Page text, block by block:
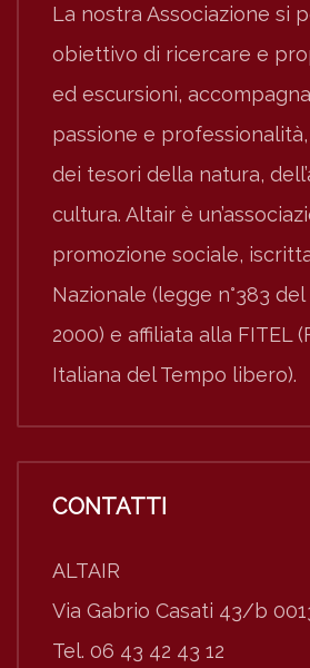
La nostra Associazione si
obiettivo di ricercare e
ed escursioni,
passione e
dei tesori della natura,
cultura. Altair è
promozione sociale,
Nazionale (legge n°383
2000) e affiliata alla FITEL
Italiana del Tempo libero).
CONTATTI
ALTAIR
Via Gabrio Casati 43/b
Tel. 06 43 42 43 12